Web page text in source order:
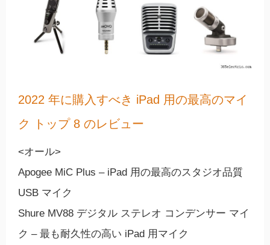
2022 年に購入すべき iPad 用の最高のマイ
ク トップ 8 のレビュー
<オール>
Apogee MiC Plus – iPad 用の最高のスタジオ品質
USB マイク
Shure MV88 デジタル ステレオ コンデンサー マイ
ク – 最も耐久性の高い iPad 用マイク